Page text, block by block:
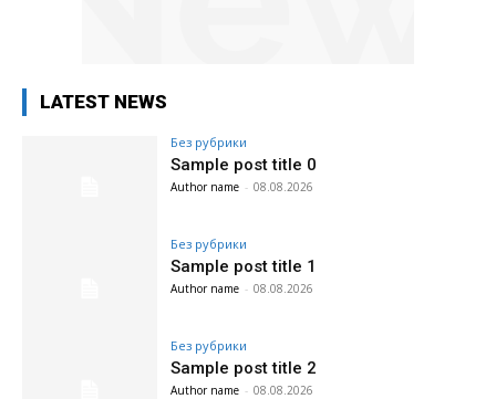
LATEST NEWS
Без рубрики
Sample post title 0
Author name - 08.08.2026
Без рубрики
Sample post title 1
Author name - 08.08.2026
Без рубрики
Sample post title 2
Author name - 08.08.2026